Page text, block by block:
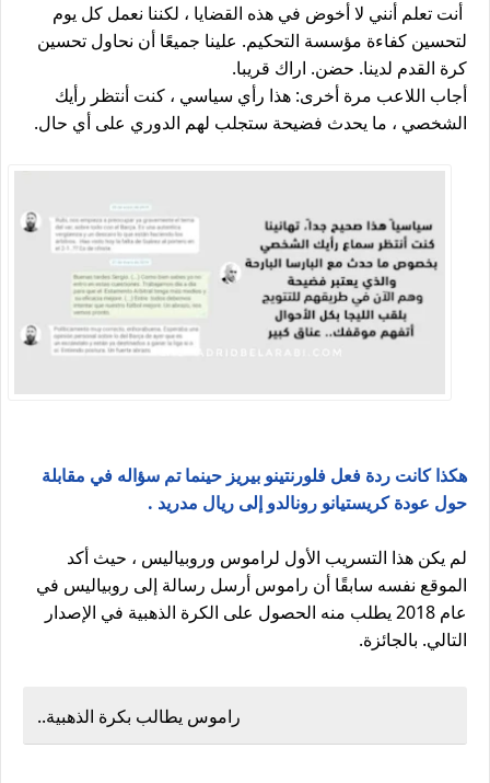
أنت تعلم أنني لا أخوض في هذه القضايا ، لكننا نعمل كل يوم
لتحسين كفاءة مؤسسة التحكيم. علينا جميعًا أن نحاول تحسين
كرة القدم لدينا. حضن. اراك قريبا.
أجاب اللاعب مرة أخرى: هذا رأي سياسي ، كنت أنتظر رأيك
الشخصي ، ما يحدث فضيحة ستجلب لهم الدوري على أي حال.
هكذا كانت ردة فعل فلورنتينو بيريز حينما تم سؤاله في مقابلة
حول عودة كريستيانو رونالدو إلى ريال مدريد .
لم يكن هذا التسريب الأول لراموس وروبياليس ، حيث أكد
الموقع نفسه سابقًا أن راموس أرسل رسالة إلى روبياليس في
عام 2018 يطلب منه الحصول على الكرة الذهبية في الإصدار
التالي. بالجائزة.
راموس يطالب بكرة الذهبية..